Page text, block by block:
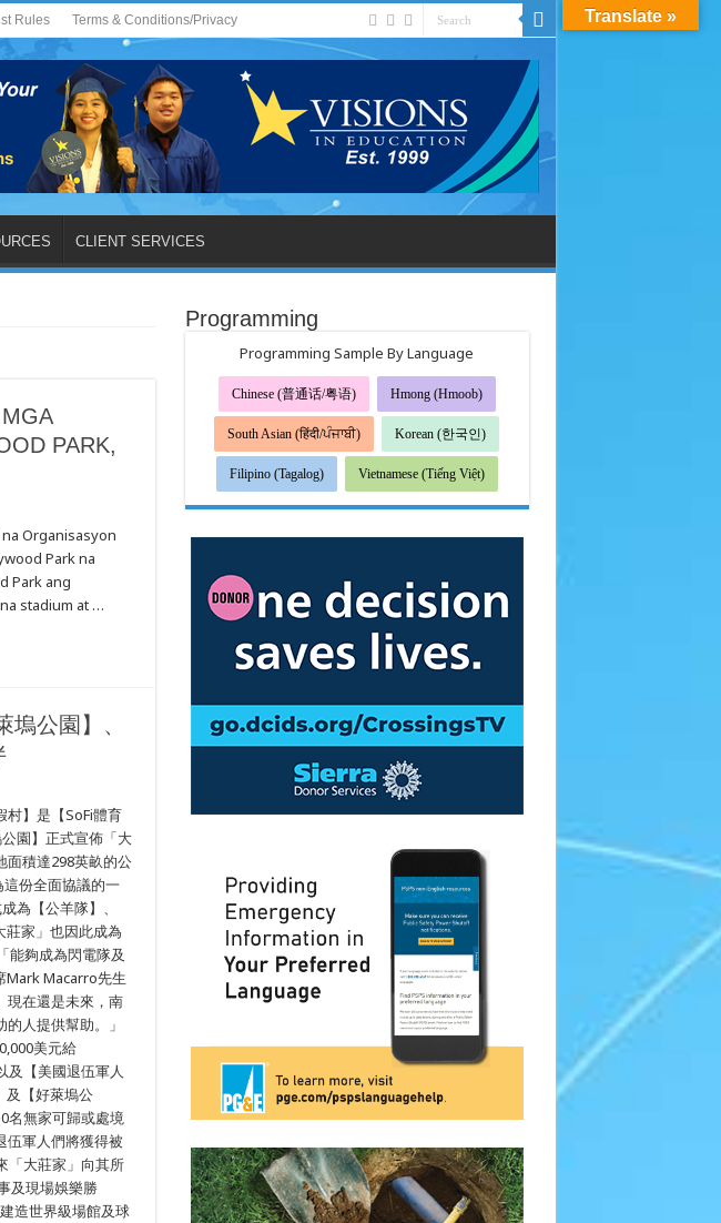
Rules Terms & Conditions/Privacy
CLIENT SERVICES
PARK,
Organisasyon
Park na
Park ang
stadium at …
公園】、
】是【SoFi體育
園】正式宣佈「大
面積達298英畝的公
份全面協議的一
為【公羊隊】、
莊家」也因此成為
能夠成為閃電隊及
Mark Macarro先生
現在還是未來，南
人提供幫助。」
美元給
【美國退伍軍人
及【好萊塢公
名無家可歸或處境
伍軍人們將獲得被
「大莊家」向其所
及現場娛樂勝
造世界級場館及球
Programming
Programming Sample By Language
Chinese (普通话/粤语) Hmong (Hmoob)
South Asian (हिंदी/ਪੰਜਾਬੀ) Korean (한국인)
Filipino (Tagalog) Vietnamese (Tiếng Việt)
Translate »